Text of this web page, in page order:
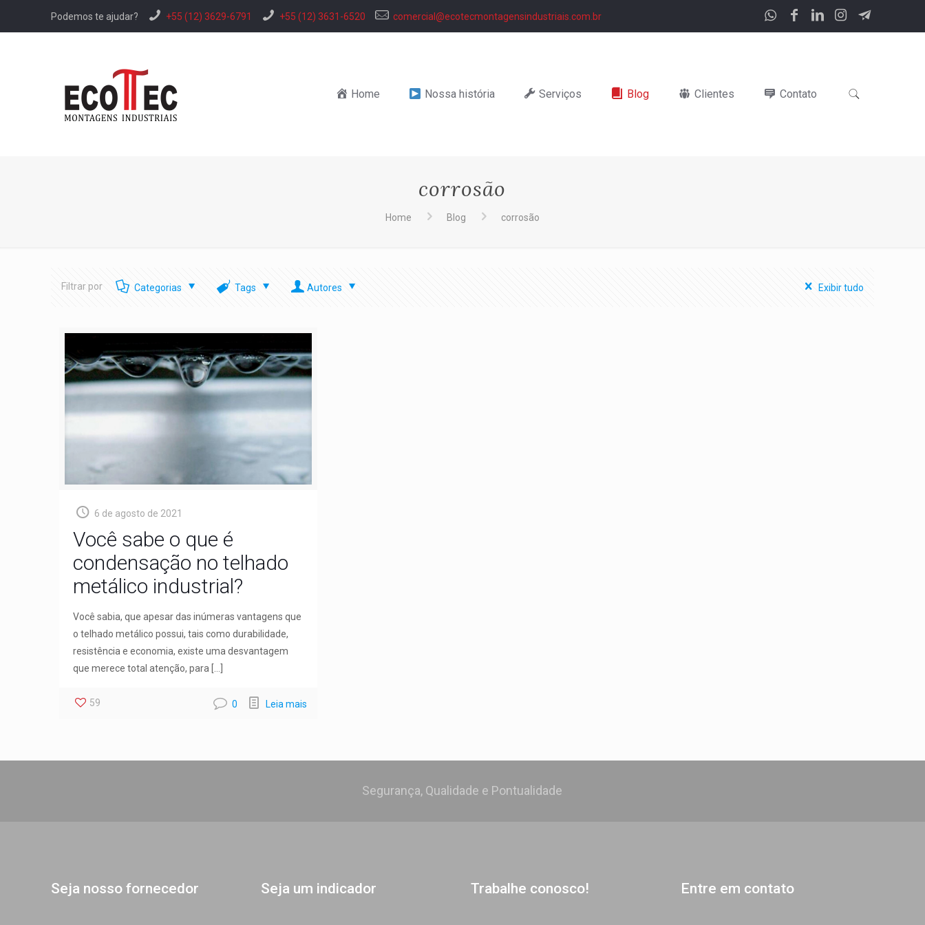
Podemos te ajudar? +55 (12) 3629-6791 +55 (12) 3631-6520 comercial@ecotecmontagensindustriais.com.br
Home Nossa história Serviços Blog Clientes Contato
corrosão
Home Blog corrosão
Filtrar por Categorias Tags Autores Exibir tudo
6 de agosto de 2021
Você sabe o que é
condensação no telhado
metálico industrial?
Você sabia, que apesar das inúmeras vantagens que
o telhado metálico possui, tais como durabilidade,
resistência e economia, existe uma desvantagem
que merece total atenção, para […]
59 0 Leia mais
Segurança, Qualidade e Pontualidade
Seja nosso fornecedor Seja um indicador Trabalhe conosco! Entre em contato